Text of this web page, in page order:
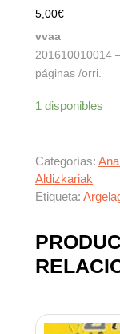
5,00€
vvaa
201610010014
páginas /orri.
1 disponibles
Categorías:
Aldizkariak
Etiqueta: